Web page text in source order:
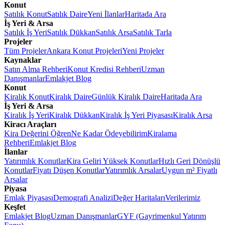
Konut
Satılık KonutSatılık DaireYeni İlanlarHaritada Ara
İş Yeri & Arsa
Satılık İş YeriSatılık DükkanSatılık ArsaSatılık Tarla
Projeler
Tüm ProjelerAnkara Konut ProjeleriYeni Projeler
Kaynaklar
Satın Alma RehberiKonut Kredisi RehberiUzman
DanışmanlarEmlakjet Blog
Konut
Kiralık KonutKiralık DaireGünlük Kiralık DaireHaritada Ara
İş Yeri & Arsa
Kiralık İş YeriKiralık DükkanKiralık İş Yeri PiyasasıKiralık Arsa
Kiracı Araçları
Kira Değerini ÖğrenNe Kadar ÖdeyebilirimKiralama
RehberiEmlakjet Blog
İlanlar
Yatırımlık KonutlarKira Geliri Yüksek KonutlarHızlı Geri Dönüşlü
KonutlarFiyatı Düşen KonutlarYatırımlık ArsalarUygun m² Fiyatlı
Arsalar
Piyasa
Emlak PiyasasıDemografi AnaliziDeğer HaritalarıVerilerimiz
Keşfet
Emlakjet BlogUzman DanışmanlarGYF (Gayrimenkul Yatırım